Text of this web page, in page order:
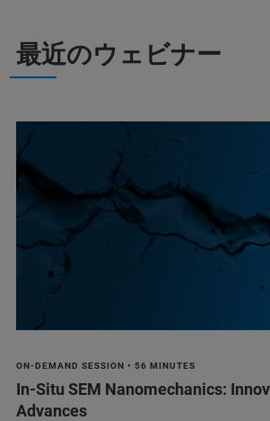
最近のウェビナー
ON-DEMAND SESSION • 56 MINUTES
In-Situ SEM Nanomechanics:
Advances